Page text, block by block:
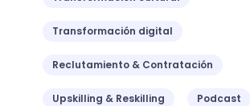
Transformación digital
Reclutamiento & Contratación
Upskilling & Reskilling Podcast